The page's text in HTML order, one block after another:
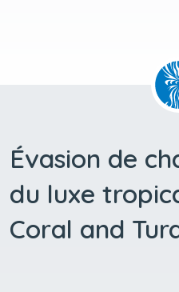
Évasion de
du luxe
Coral and